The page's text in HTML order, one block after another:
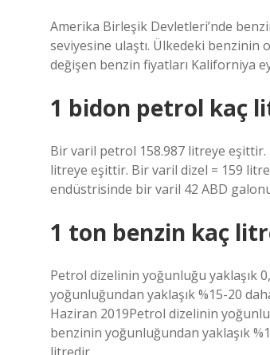
Amerika Birleşik Devletleri’nde
seviyesine ulaştı. Ülkedeki benzinin
değişen benzin fiyatları Kaliforniya
1 bidon petrol kaç
Bir varil petrol 158.987 litreye
litreye eşittir. Bir varil dizel = 159
endüstrisinde bir varil 42 ABD
1 ton benzin kaç
Petrol dizelinin yoğunluğu yaklaşık
yoğunluğundan yaklaşık %15-20
Haziran 2019Petrol dizelinin
benzinin yoğunluğundan yaklaşık